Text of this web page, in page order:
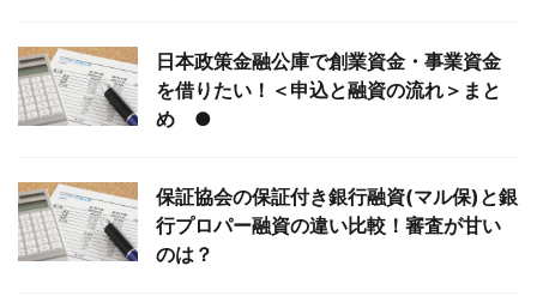
日本政策金融公庫で創業資金・事業資金
を借りたい！＜申込と融資の流れ＞まと
め ●
保証協会の保証付き銀行融資(マル保)と銀
行プロパー融資の違い比較！審査が甘い
のは？